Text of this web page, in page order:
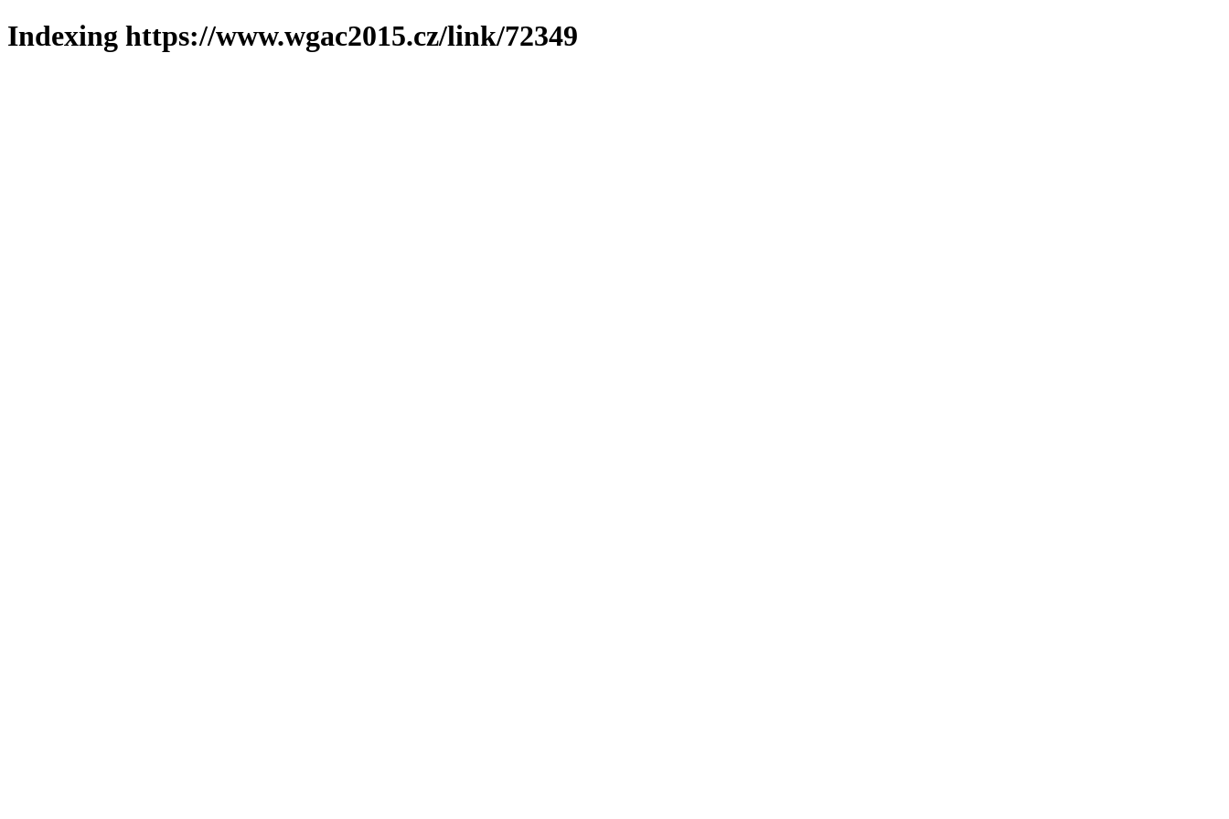
Indexing https://www.wgac2015.cz/link/72349